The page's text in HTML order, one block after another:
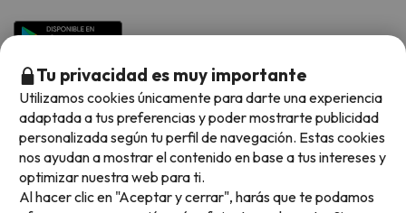
Métodos de pago disponibles
Tu privacidad es muy importante
Utilizamos cookies únicamente para darte una experiencia
adaptada a tus preferencias y poder mostrarte publicidad
personalizada según tu perfil de navegación. Estas cookies
nos ayudan a mostrar el contenido en base a tus intereses y
optimizar nuestra web para ti.
Al hacer clic en "Aceptar y cerrar", harás que te podamos